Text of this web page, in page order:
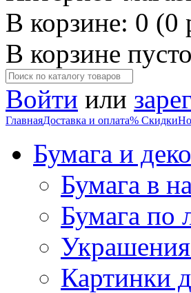
В корзине: 0 (0
В корзине
Войти или
ГлавнаяДоставка и оплата% Скидки
Бумага и
Бумага в
Бумага по
Картинки